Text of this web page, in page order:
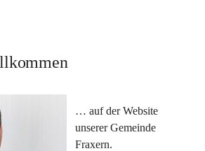
… auf der Website
unserer Gemeinde
Fraxern.